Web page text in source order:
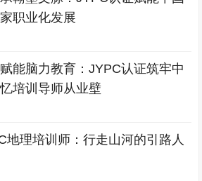
职业化发展
能脑力教育：JYPC认证筑牢中
培训导师从业壁
地理培训师：行走山河的引路人